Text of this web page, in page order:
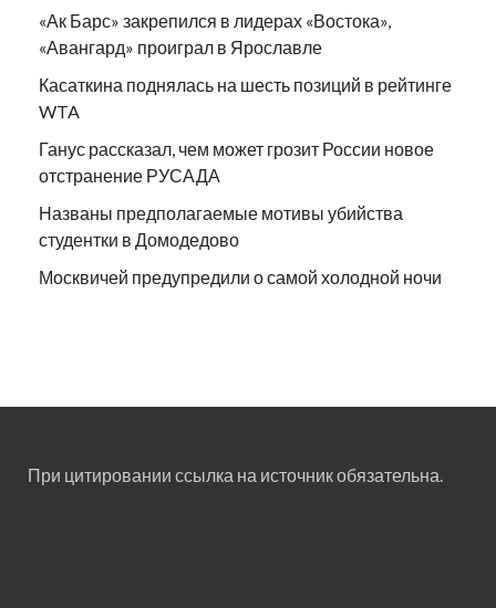
«Ак Барс» закрепился в лидерах «Востока»,
«Авангард» проиграл в Ярославле
Касаткина поднялась на шесть позиций в рейтинге
WTA
Ганус рассказал, чем может грозит России новое
отстранение РУСАДА
Названы предполагаемые мотивы убийства
студентки в Домодедово
Москвичей предупредили о самой холодной ночи
При цитировании ссылка на источник обязательна.